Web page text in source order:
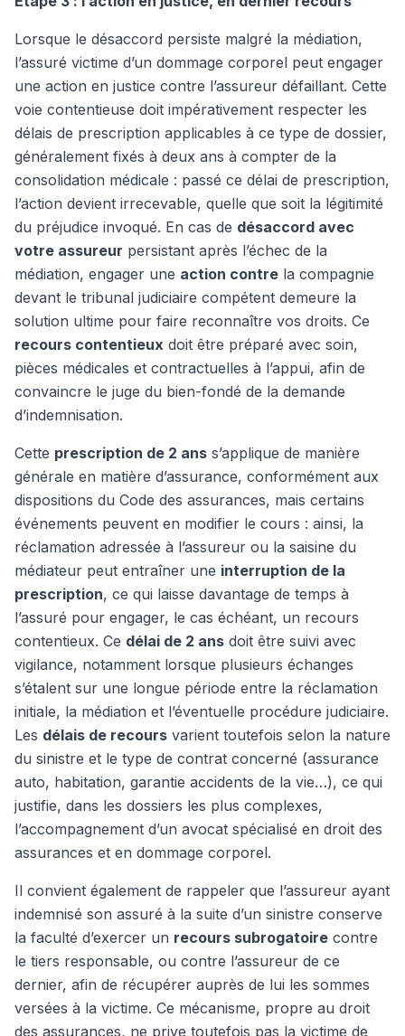
Lorsque le désaccord persiste malgré la médiation,
l’assuré victime d’un dommage corporel peut engager
une action en justice contre l’assureur défaillant. Cette
voie contentieuse doit impérativement respecter les
délais de prescription applicables à ce type de dossier,
généralement fixés à deux ans à compter de la
consolidation médicale : passé ce délai de prescription,
l’action devient irrecevable, quelle que soit la légitimité
du préjudice invoqué. En cas de désaccord avec
votre assureur persistant après l’échec de la
médiation, engager une action contre la compagnie
devant le tribunal judiciaire compétent demeure la
solution ultime pour faire reconnaître vos droits. Ce
recours contentieux doit être préparé avec soin,
pièces médicales et contractuelles à l’appui, afin de
convaincre le juge du bien-fondé de la demande
d’indemnisation.
Cette prescription de 2 ans s’applique de manière
générale en matière d’assurance, conformément aux
dispositions du Code des assurances, mais certains
événements peuvent en modifier le cours : ainsi, la
réclamation adressée à l’assureur ou la saisine du
médiateur peut entraîner une interruption de la
prescription, ce qui laisse davantage de temps à
l’assuré pour engager, le cas échéant, un recours
contentieux. Ce délai de 2 ans doit être suivi avec
vigilance, notamment lorsque plusieurs échanges
s’étalent sur une longue période entre la réclamation
initiale, la médiation et l’éventuelle procédure judiciaire.
Les délais de recours varient toutefois selon la nature
du sinistre et le type de contrat concerné (assurance
auto, habitation, garantie accidents de la vie…), ce qui
justifie, dans les dossiers les plus complexes,
l’accompagnement d’un avocat spécialisé en droit des
assurances et en dommage corporel.
Il convient également de rappeler que l’assureur ayant
indemnisé son assuré à la suite d’un sinistre conserve
la faculté d’exercer un recours subrogatoire contre
le tiers responsable, ou contre l’assureur de ce
dernier, afin de récupérer auprès de lui les sommes
versées à la victime. Ce mécanisme, propre au droit
des assurances, ne prive toutefois pas la victime de